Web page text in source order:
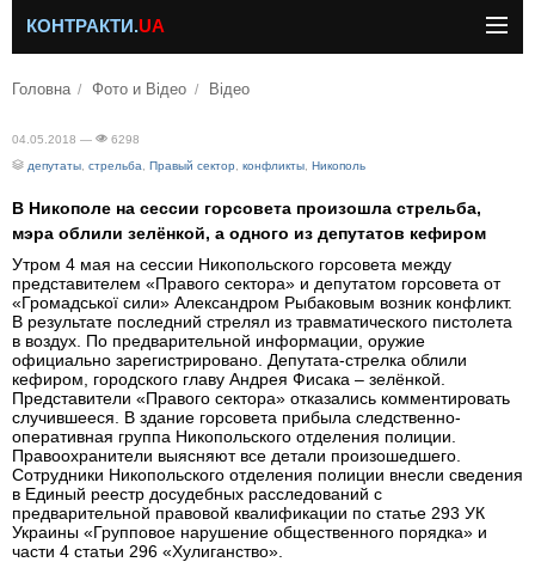
КОНТРАКТИ.UA
Головна Фото и Відео Відео
04.05.2018 —
6298
депутаты стрельба Правый сектор конфликты Никополь
В Никополе на сессии горсовета произошла стрельба,
мэра облили зелёнкой, а одного из депутатов кефиром
Утром 4 мая на сессии Никопольского горсовета между
представителем «Правого сектора» и депутатом горсовета от
«Громадської сили» Александром Рыбаковым возник конфликт.
В результате последний стрелял из травматического пистолета
в воздух. По предварительной информации, оружие
официально зарегистрировано. Депутата-стрелка облили
кефиром, городского главу Андрея Фисака – зелёнкой.
Представители «Правого сектора» отказались комментировать
случившееся. В здание горсовета прибыла следственно-
оперативная группа Никопольского отделения полиции.
Правоохранители выясняют все детали произошедшего.
Сотрудники Никопольского отделения полиции внесли сведения
в Единый реестр досудебных расследований с
предварительной правовой квалификации по статье 293 УК
Украины «Групповое нарушение общественного порядка» и
части 4 статьи 296 «Хулиганство».